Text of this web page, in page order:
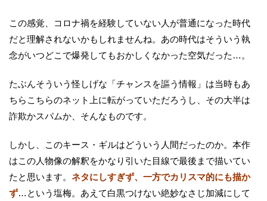
この感覚、コロナ禍を経験していない人が普通になった時代
だと理解されないかもしれませんね。あの時代はそういう執
念がいつどこで爆発してもおかしくなかった空気だった…。
たぶんそういう怪しげな「チャンスを謳う情報」は当時もあ
ちらこちらのネット上に転がっていただろうし、その大半は
詐欺かスパムか、そんなものです。
しかし、このキース・ギルはどういう人間だったのか。本作
はこの人物像の解釈をかなり引いた目線で最後まで描いてい
たと思います。 ネタにしすぎず、一方でカリスマ的にも描か
ず…という塩梅。あえて白黒つけない絶妙なさじ加減にして